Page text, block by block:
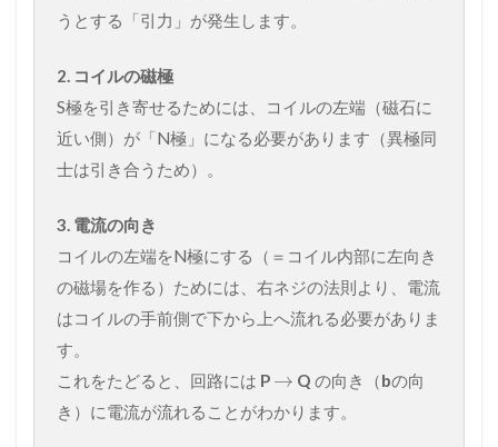
うとする「引力」が発生します。
2. コイルの磁極
S極を引き寄せるためには、コイルの左端（磁石に
近い側）が「N極」になる必要があります（異極同
士は引き合うため）。
3. 電流の向き
コイルの左端をN極にする（＝コイル内部に左向き
の磁場を作る）ためには、右ネジの法則より、電流
はコイルの手前側で下から上へ流れる必要がありま
す。
これをたどると、回路には P → Q の向き（bの向
き）に電流が流れることがわかります。